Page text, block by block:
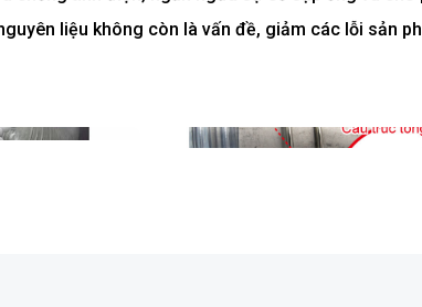
liệu không còn là vấn đề, giảm các lỗi sản